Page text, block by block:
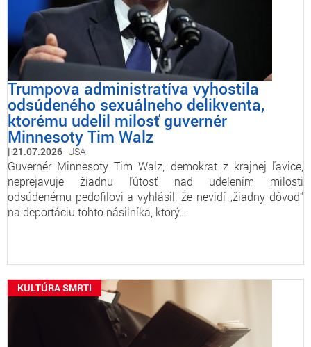
Trumpova administratíva vyhostila
odsúdeného sexuálneho delikventa,
ktorému udelil milosť guvernér
Minnesoty Tim Walz
21.07.2026 USA
Guvernér Minnesoty Tim Walz, demokrat z krajnej ľavice,
neprejavuje žiadnu ľútosť nad udelením milosti
odsúdenému pedofilovi a vyhlásil, že nevidí „žiadny dôvod“
na deportáciu tohto násilníka, ktorý…
KULTÚRA SMRTI